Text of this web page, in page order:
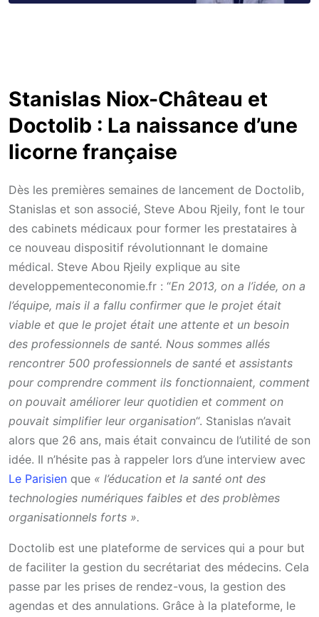
Stanislas Niox-Château et
Doctolib : La naissance d’une
licorne française
Dès les premières semaines de lancement de Doctolib,
Stanislas et son associé, Steve Abou Rjeily, font le tour
des cabinets médicaux pour former les prestataires à
ce nouveau dispositif révolutionnant le domaine
médical. Steve Abou Rjeily explique au site
developpementeconomie.fr : “En 2013, on a l’idée, on a
l’équipe, mais il a fallu confirmer que le projet était
viable et que le projet était une attente et un besoin
des professionnels de santé. Nous sommes allés
rencontrer 500 professionnels de santé et assistants
pour comprendre comment ils fonctionnaient, comment
on pouvait améliorer leur quotidien et comment on
pouvait simplifier leur organisation“. Stanislas n’avait
alors que 26 ans, mais était convaincu de l’utilité de son
idée. Il n’hésite pas à rappeler lors d’une interview avec
Le Parisien que « l’éducation et la santé ont des
technologies numériques faibles et des problèmes
organisationnels forts ».
Doctolib est une plateforme de services qui a pour but
de faciliter la gestion du secrétariat des médecins. Cela
passe par les prises de rendez-vous, la gestion des
agendas et des annulations. Grâce à la plateforme, le